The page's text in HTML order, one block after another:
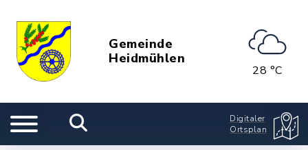
Gemeinde
Heidmühlen
28 °C
Digitaler
Ortsplan